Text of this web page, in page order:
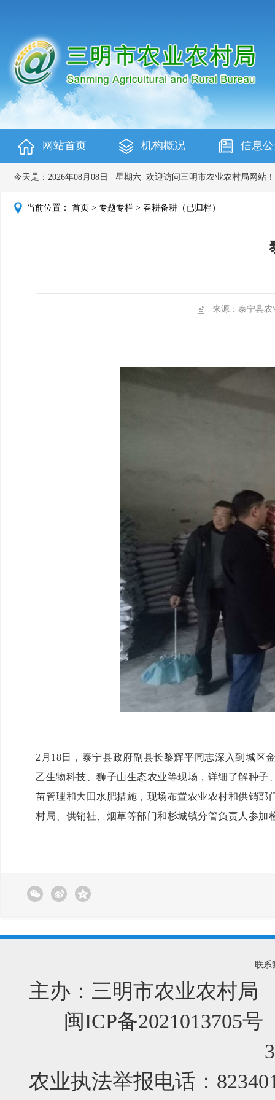
网站首页 机构概况 信息
今天是： 2026年08月08日 星期六 欢迎访问三明市农业农村局网站！
当前位置： 首页 > 专题专栏 > 春耕备耕（已归档）
来源：泰宁县农
2月18日， 泰宁县政府副县长黎辉平同志深入到城区
乙生物科技、狮子山生态农业等现场，详细了解种
苗管理和大田水肥措施，现场布置农业农村和供销
村局、供销社、烟草等部门和杉城镇分管负责人参加
联系
主办：三明市农业农村局
闽ICP备2021013705号
农业执法举报电话：